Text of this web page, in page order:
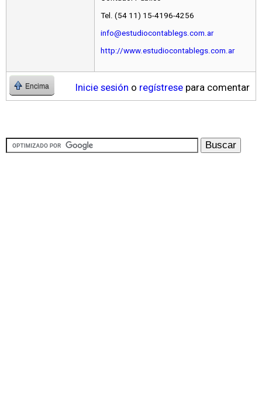
Tel. (54 11) 15-4196-4256
info@estudiocontablegs.com.ar
http://www.estudiocontablegs.com.ar
Encima Inicie sesión o regístrese para comentar